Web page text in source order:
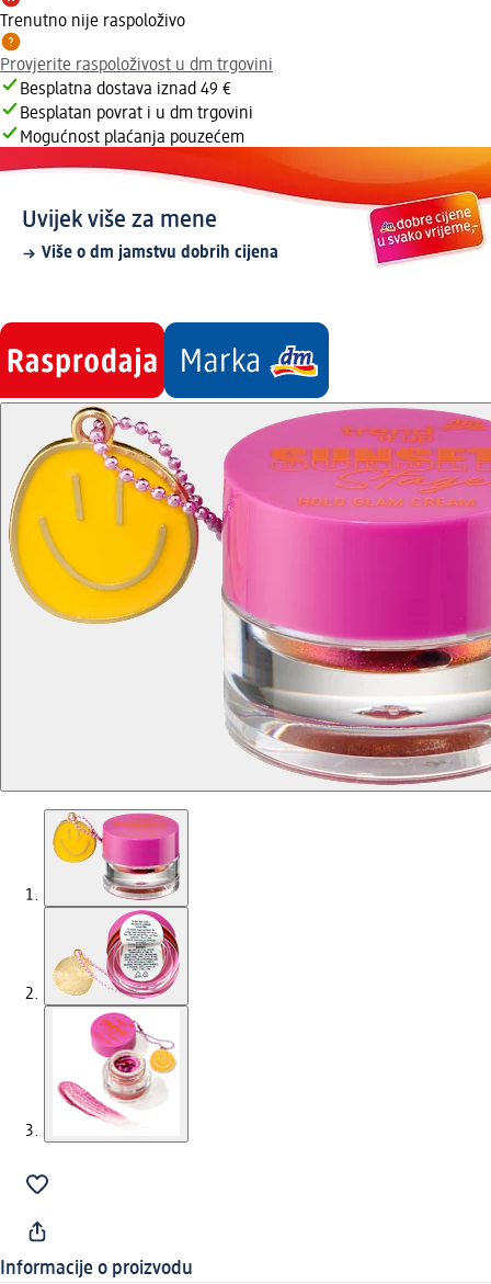
Trenutno nije raspoloživo
Provjerite raspoloživost u dm trgovini
Besplatna dostava iznad 49 €
Besplatan povrat i u dm trgovini
Mogućnost plaćanja pouzećem
Uvijek više za mene
Više o dm jamstvu dobrih cijena
Informacije o proizvodu